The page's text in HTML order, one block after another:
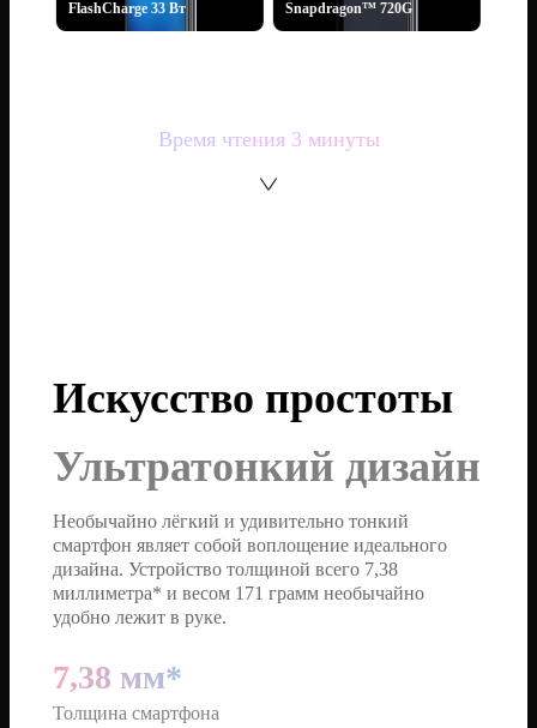
FlashCharge 33 Вт
Snapdragon™ 720G
Время чтения 3 минуты
Искусство простоты
Ультратонкий дизайн
Необычайно лёгкий и удивительно тонкий
смартфон являет собой воплощение идеального
дизайна. Устройство толщиной всего 7,38
миллиметра* и весом 171 грамм необычайно
удобно лежит в руке.
7,38 мм*
Толщина смартфона